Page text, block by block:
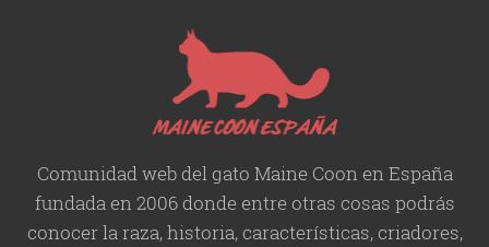
Comunidad web del gato Maine Coon en España
fundada en 2006 donde entre otras cosas podrás
conocer la raza, historia,características, criadores,